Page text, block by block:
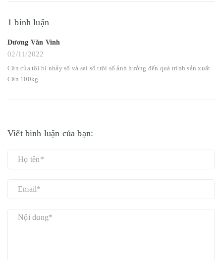
1 bình luận
Dương Văn Vinh
02/11/2022
Cân của tôi bị nhảy số và sai số trôi số ảnh hưởng đến quá trình sản xuất.
Cân 100kg
Viết bình luận của bạn: